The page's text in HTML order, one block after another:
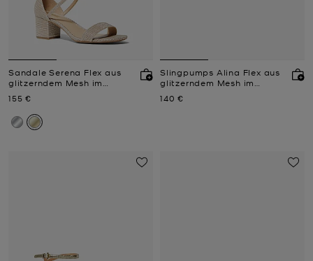
Sandale Serena Flex aus
glitzerndem Mesh im
Jetzt
155 €
Slingpumps Alina Flex aus
glitzerndem Mesh im
Jetzt
140 €